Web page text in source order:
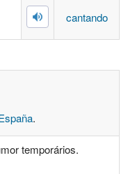
cantando
.
temporários.